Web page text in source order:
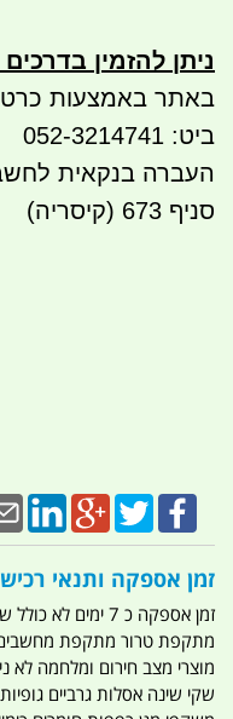
ניתן להזמין
באתר באמצעות
ביט: 052-3214741
סניף 673 (קיסריה)
זמן אספקה ותנאי
זמן אספקה כ 7
מתקפת טרור מתקפת
מוצרי מצב חירום ומלחמה לא
שקי שינה אסלות גרביים